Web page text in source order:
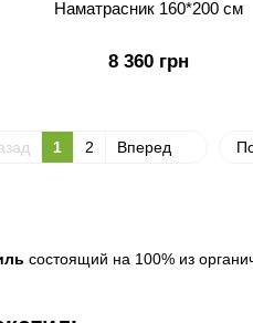
состоящий на 100% из
Наматрасник 160*200 см
8 360 грн
1 2 Вперед